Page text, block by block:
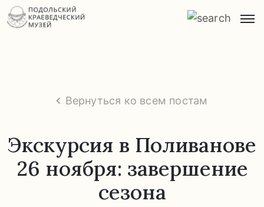
экскурсии
Заказ
Вернуться ко всем постам
Экскурсия в Поливанове
26 ноября: завершение
сезона